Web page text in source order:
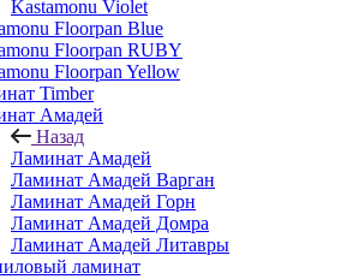
Kastamonu Violet
Floorpan Blue
Floorpan RUBY
Floorpan Yellow
Timber
Амадей
Назад
Ламинат Амадей
Ламинат Амадей Варган
Ламинат Амадей Горн
Ламинат Амадей Домра
Ламинат Амадей Литавры
ламинат